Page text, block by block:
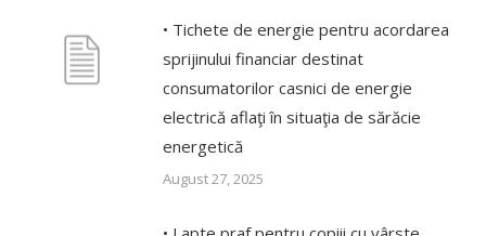
• Tichete de energie pentru acordarea
sprijinului financiar destinat
consumatorilor casnici de energie
electrică aflaţi în situaţia de sărăcie
energetică
August 27, 2025